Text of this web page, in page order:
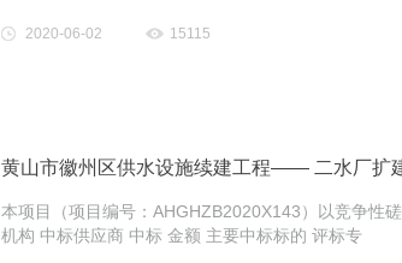
2020-06-02 15115
黄山市徽州区供水设施续建工程—— 二水厂扩
本项目（项目编号：AHGHZB2020X143）以竞争性
机构 中标供应商 中标 金额 主要中标标的 评标专